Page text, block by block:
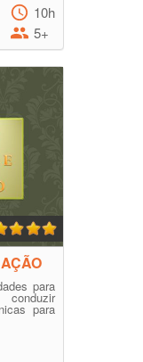
10h
5+
para
para